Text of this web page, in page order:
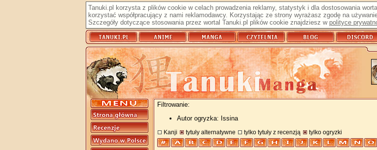
Tanuki.pl korzysta z plików cookie w celach prowadzenia reklamy, statystyk i dla dostosowania
korzystać współpracujący z nami reklamodawcy. Korzystając ze strony wyrażasz zgodę na
Szczegóły dotyczące stosowania przez wortal Tanuki.pl plików cookie znajdziesz w polityce
Filtrowanie:
Autor ogryzka: Issina
Kanji tytuły alternatywne tylko tytuły z recenzją tylko ogryzki